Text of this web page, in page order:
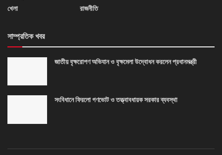
খেলা
রাজনীতি
সাম্প্রতিক খবর
জাতীয় বৃক্ষরোপণ অভিযান ও বৃক্ষমেলা উদ্বোধন করলেন প্রধানমন্ত্রী
সংবিধানে ফিরলো গণভোট ও তত্ত্বাবধায়ক সরকার ব্যবস্থা